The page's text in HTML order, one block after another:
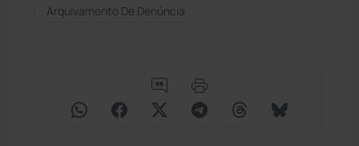
Arquivamento De Denúncia